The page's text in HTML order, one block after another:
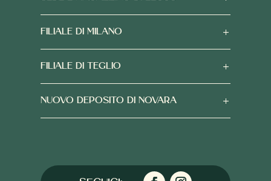
FILIALE DI MILANO
FILIALE DI TEGLIO
NUOVO DEPOSITO DI NOVARA